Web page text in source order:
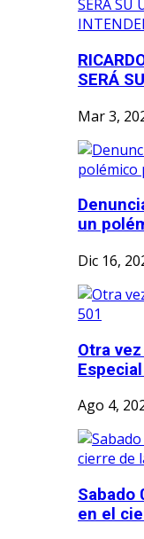
SERÁ
Mar 3,
un
Dic 16,
Otra
Ago 4,
Sabado
en el